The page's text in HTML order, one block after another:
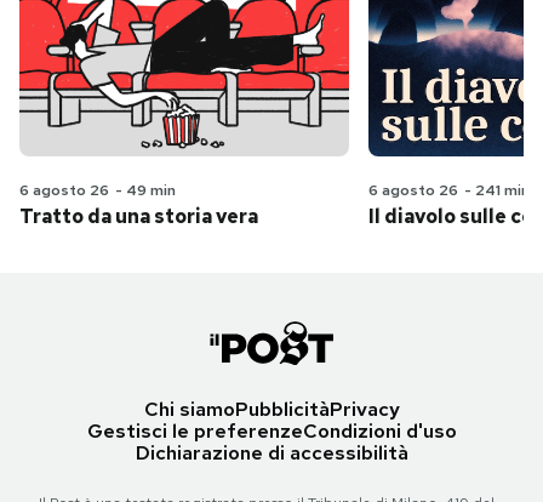
6 agosto 26 - 49 min
Tratto da una storia vera
6 agosto 26 - 241 min
Il diavolo sulle
Chi siamoPubblicitàPrivacy
Gestisci le preferenzeCondizioni d'uso
Dichiarazione di accessibilità